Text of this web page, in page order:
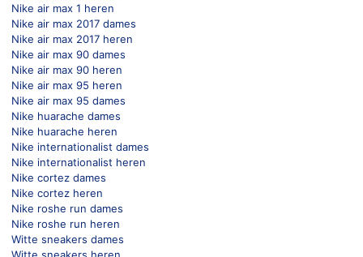
Nike air max 1 heren
Nike air max 2017 dames
Nike air max 2017 heren
Nike air max 90 dames
Nike air max 90 heren
Nike air max 95 heren
Nike air max 95 dames
Nike huarache dames
Nike huarache heren
Nike internationalist dames
Nike internationalist heren
Nike cortez dames
Nike cortez heren
Nike roshe run dames
Nike roshe run heren
Witte sneakers dames